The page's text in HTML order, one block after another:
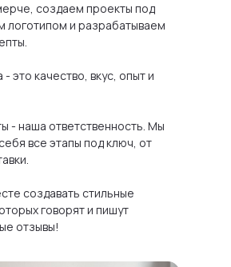
создаем проекты под
логотипом и разрабатываем
это качество, вкус, опыт и
- наша ответственность. Мы
все этапы под ключ, от
создавать стильные
говорят и пишут
отзывы!